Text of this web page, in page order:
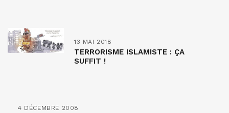
13 MAI 2018
TERRORISME ISLAMISTE : ÇA
SUFFIT !
4 DÉCEMBRE 2008